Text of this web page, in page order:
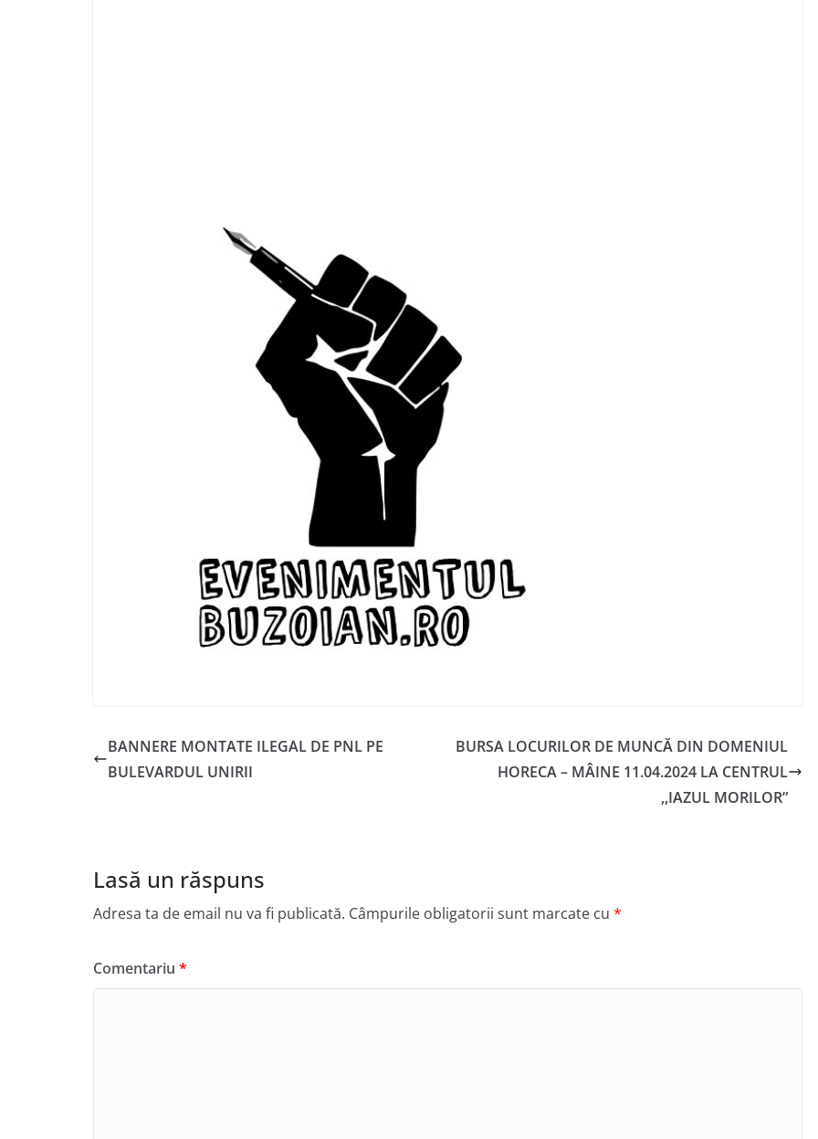
BANNERE MONTATE ILEGAL DE PNL PE
BULEVARDUL UNIRII
BURSA LOCURILOR DE MUNCĂ DIN DOMENIUL
HORECA – MÂINE 11.04.2024 LA CENTRUL
,,IAZUL MORILOR”
Lasă un răspuns
Adresa ta de email nu va fi publicată. Câmpurile obligatorii sunt marcate cu *
Comentariu *